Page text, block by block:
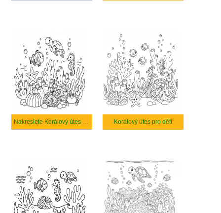
Nakreslete Korálový útes k vytisknutí zdarma Korálový útes pro děti